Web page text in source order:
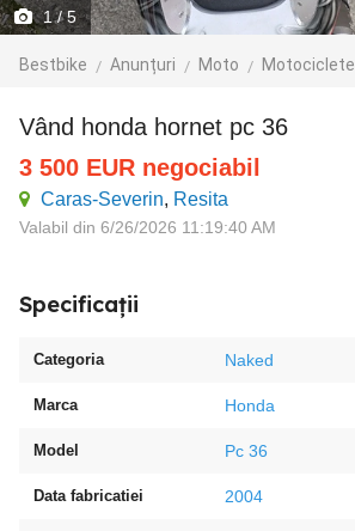
1/ 5
Bestbike Anunțuri Moto Motociclete
Vând honda hornet pc 36
3 500 EUR negociabil
Caras-Severin, Resita
Valabil din 6/26/2026 11:19:40 AM
Specificații
Categoria Naked
Marca Honda
Model Pc 36
Data fabricatiei 2004